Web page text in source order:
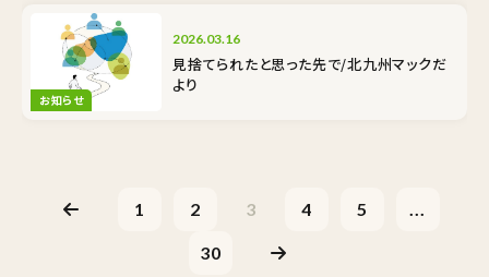
お知らせ
2026.03.16
見捨てられたと思った先で/北九州マックだ
より
1 2 3 4 5 ...
30